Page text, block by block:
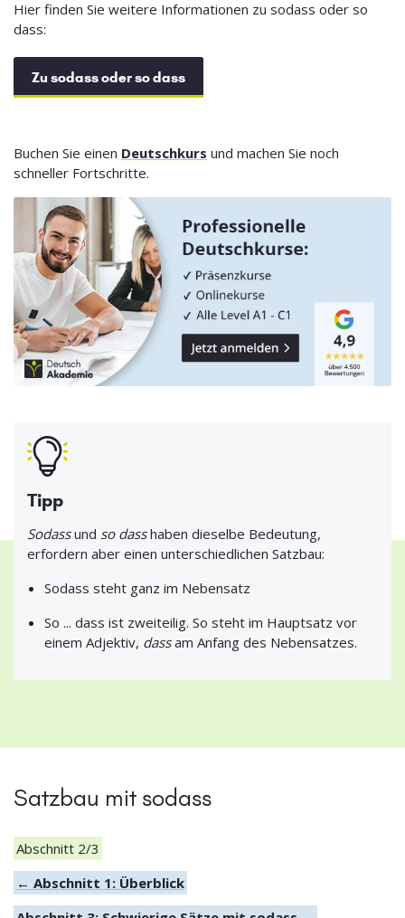
Hier finden Sie weitere Informationen zu sodass oder so
dass:
Zu sodass oder so dass
Buchen Sie einen Deutschkurs und machen Sie noch
schneller Fortschritte.
Tipp
Sodassund so dasshaben dieselbe Bedeutung,
erfordern aber einen unterschiedlichen Satzbau:
Sodass steht ganz im Nebensatz
So ... dass ist zweiteilig. So steht im Hauptsatz vor
einem Adjektiv, dassam Anfang des Nebensatzes.
Satzbau mit sodass
Abschnitt 2/3
← Abschnitt 1: Überblick